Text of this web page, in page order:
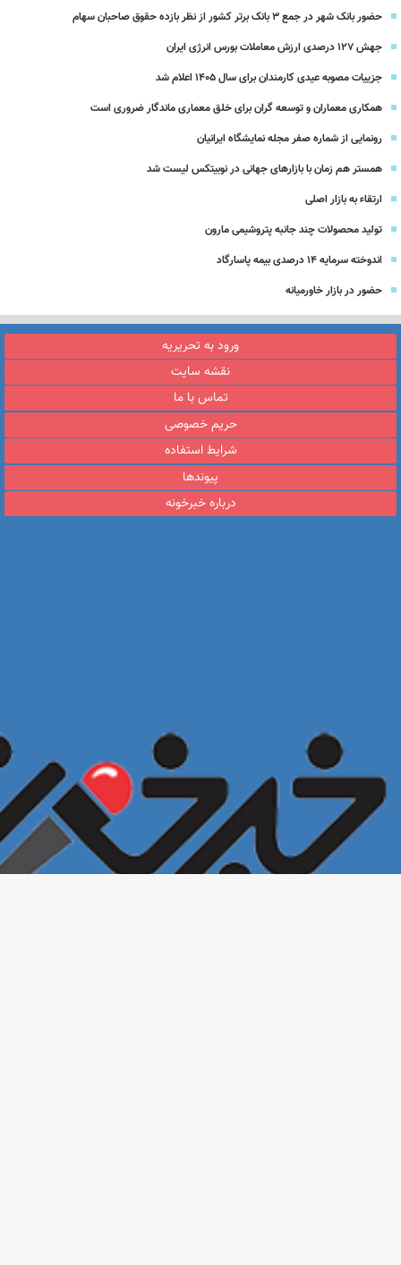
حضور بانک شهر در جمع ۳ بانک برتر کشور از نظر بازده حقوق صاحبان سهام
جهش ۱۲۷ درصدی ارزش معاملات بورس انرژی ایران
جزییات مصوبه عیدی کارمندان برای سال 1405 اعلام شد
همکاری معماران و توسعه گران برای خلق معماری ماندگار ضروری است
رونمایی از شماره صفر مجله نمایشگاه ایرانیان
همستر هم زمان با بازارهای جهانی در نوبیتکس لیست شد
ارتقاء به بازار اصلی
تولید محصولات چند جانبه پتروشیمی مارون
اندوخته سرمایه 14 درصدی بیمه پاسارگاد
حضور در بازار خاورمیانه
ورود به تحریریه
نقشه سایت
تماس با ما
حریم خصوصی
شرایط استفاده
پیوندها
درباره خبرخونه